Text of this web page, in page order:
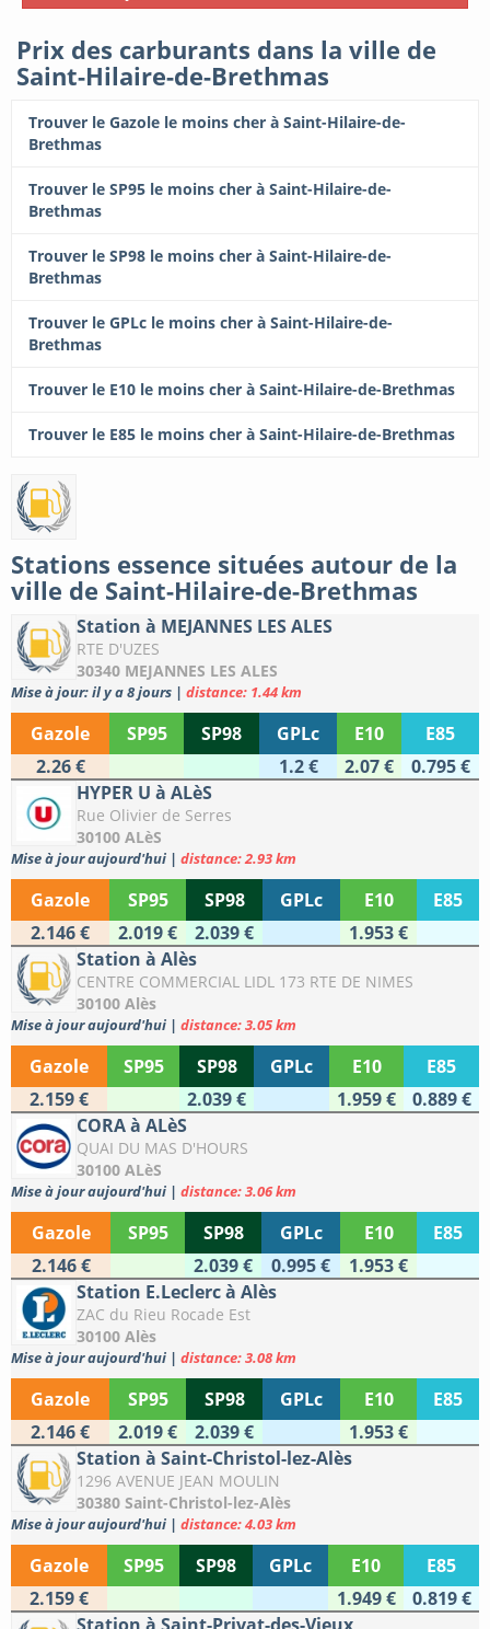
Prix des carburants dans la ville de
Saint-Hilaire-de-Brethmas
Trouver le Gazole le moins cher à Saint-Hilaire-de-
Brethmas
Trouver le SP95 le moins cher à Saint-Hilaire-de-
Brethmas
Trouver le SP98 le moins cher à Saint-Hilaire-de-
Brethmas
Trouver le GPLc le moins cher à Saint-Hilaire-de-
Brethmas
Trouver le E10 le moins cher à Saint-Hilaire-de-Brethmas
Trouver le E85 le moins cher à Saint-Hilaire-de-Brethmas
Stations essence situées autour de la
ville de Saint-Hilaire-de-Brethmas
Station à MEJANNES LES ALES
RTE D'UZES
30340 MEJANNES LES ALES
Mise à jour: il y a 8 jours | distance: 1.44 km
Gazole SP95 SP98 GPLc E10
E85
2.26 €
1.2 € 2.07 €
0.795 €
HYPER U à ALèS
Rue Olivier de Serres
30100 ALèS
Mise à jour aujourd'hui | distance: 2.93 km
Gazole SP95 SP98 GPLc E10
E85
2.146 €
2.019 € 2.039 €
1.953 €
Station à Alès
CENTRE COMMERCIAL LIDL 173 RTE DE NIMES
30100 Alès
Mise à jour aujourd'hui | distance: 3.05 km
Gazole SP95 SP98 GPLc E10
E85
2.159 €
2.039 € 1.959 €
0.889 €
CORA à ALèS
QUAI DU MAS D'HOURS
30100 ALèS
Mise à jour aujourd'hui | distance: 3.06 km
Gazole SP95 SP98 GPLc E10
E85
2.146 €
2.039 € 0.995 €
1.953 €
Station E.Leclerc à Alès
ZAC du Rieu Rocade Est
30100 Alès
Mise à jour aujourd'hui | distance: 3.08 km
Gazole SP95 SP98 GPLc E10
E85
2.146 €
2.019 € 2.039 €
1.953 €
Station à Saint-Christol-lez-Alès
1296 AVENUE JEAN MOULIN
30380 Saint-Christol-lez-Alès
Mise à jour aujourd'hui | distance: 4.03 km
Gazole SP95 SP98 GPLc E10
E85
2.159 €
1.949 €
0.819 €